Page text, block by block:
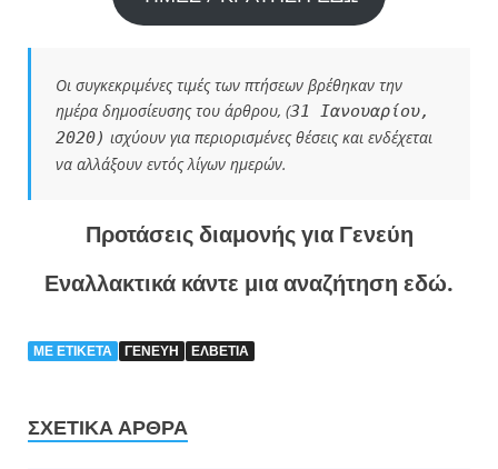
Οι συγκεκριμένες τιμές των πτήσεων βρέθηκαν την
ημέρα δημοσίευσης του άρθρου, (31 Ιανουαρίου,
2020) ισχύουν για περιορισμένες θέσεις και ενδέχεται
να αλλάξουν εντός λίγων ημερών.
Προτάσεις διαμονής για Γενεύη
Εναλλακτικά κάντε μια αναζήτηση εδώ.
ΜΕ ΕΤΙΚΈΤΑ ΓΕΝΕΥΗ ΕΛΒΕΤΙΑ
ΣΧΕΤΙΚΆ ΆΡΘΡΑ